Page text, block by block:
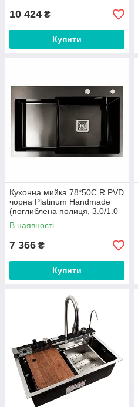
10 424 ₴
Купити
Кухонна мийка 78*50С R PVD
чорна Platinum Handmade
(поглиблена полиця, 3.0/1.0
мм)
В наявності
7 366 ₴
Купити